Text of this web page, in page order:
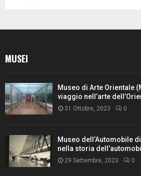
MUSEI
Museo di Arte Orientale
viaggio nell’arte
31 Ottobre, 2023 0
Museo dell’Automobile
nella storia
29 Settembre, 2023 0